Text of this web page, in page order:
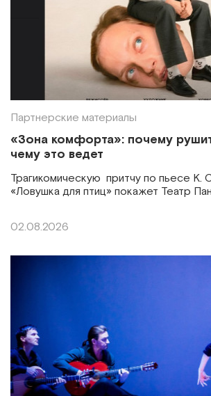
Партнерские материалы
«Зона комфорта»: почему
чему это ведет
Трагикомическую притчу по пьесе К.
«Ловушка для птиц» покажет Театр
02.08.2026